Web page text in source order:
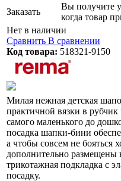
Заказать
Вы получите
когда товар
Нет в наличии
Сравнить В сравнении
Код товара: 518321-9150
Милая нежная детская
практичной вязки в
самого маленького до
посадка шапки-бини
а чтобы совсем не бояться
дополнительно размещены
трикотажная подкладка с
посадку.